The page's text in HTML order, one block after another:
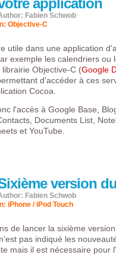
application
Fabien Schwob
In: Objective-C
utile dans une application
exemple les calendriers ou
Objective-C (Google
d'accéder à ces
Cocoa.
l'accès à Google Base,
Documents List,
et YouTube.
version
Fabien Schwob
In: iPhone / iPod Touch
de lancer la sixième
pas indiqué les
mais il est nécessaire pour